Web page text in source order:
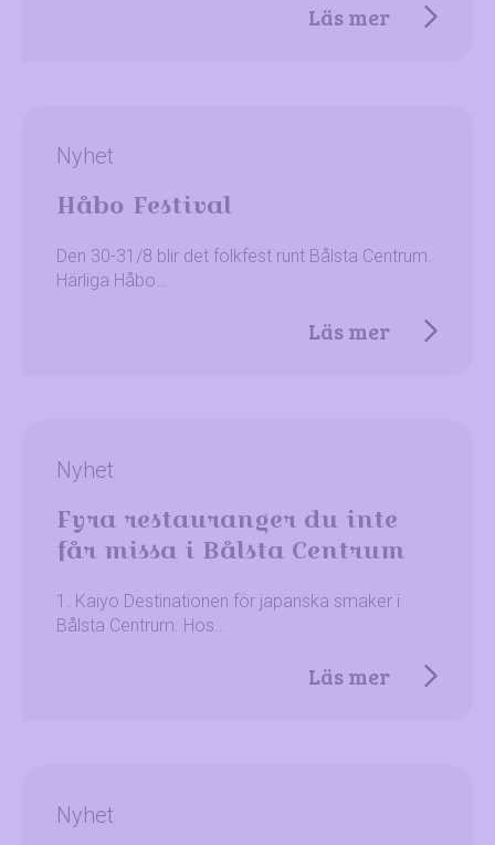
Läs mer
Nyhet
Håbo Festival
Den 30-31/8 blir det folkfest runt Bålsta Centrum.
Härliga Håbo…
Läs mer
Nyhet
Fyra restauranger du inte
får missa i Bålsta Centrum
1. Kaiyo Destinationen för japanska smaker i
Bålsta Centrum. Hos…
Läs mer
Nyhet